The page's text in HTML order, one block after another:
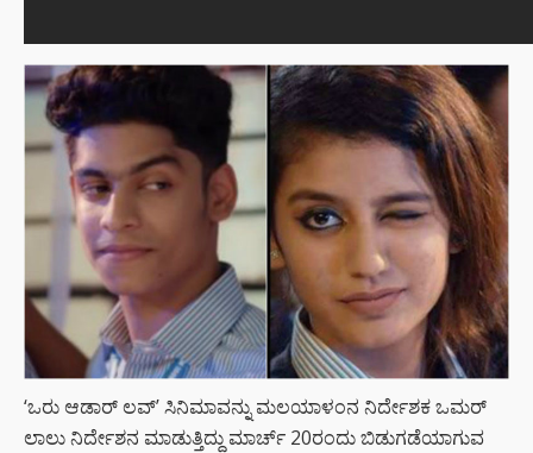
‘ಒರು ಆಡಾರ್ ಲವ್’ ಸಿನಿಮಾವನ್ನು ಮಲಯಾಳಂನ ನಿರ್ದೇಶಕ ಒಮರ್
ಲಾಲು ನಿರ್ದೇಶನ ಮಾಡುತ್ತಿದ್ದು ಮಾರ್ಚ್ 20ರಂದು ಬಿಡುಗಡೆಯಾಗುವ